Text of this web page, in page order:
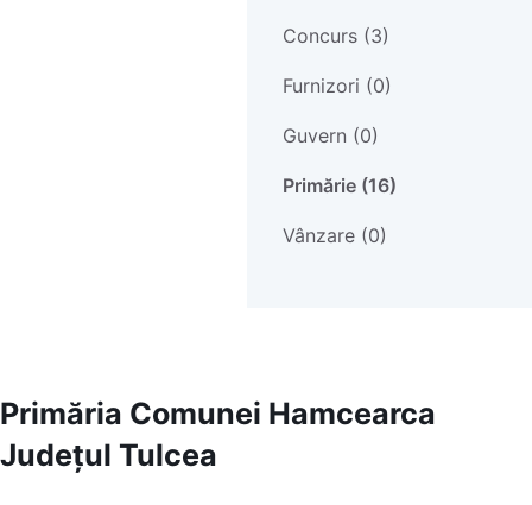
Concurs (3)
Furnizori (0)
Guvern (0)
Primărie (16)
Vânzare (0)
Primăria Comunei Hamcearca
Județul Tulcea